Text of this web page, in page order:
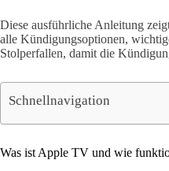
Diese ausführliche Anleitung
alle Kündigungsoptionen,
Stolperfallen, damit die
Schnellnavigation
Was ist Apple TV und wie